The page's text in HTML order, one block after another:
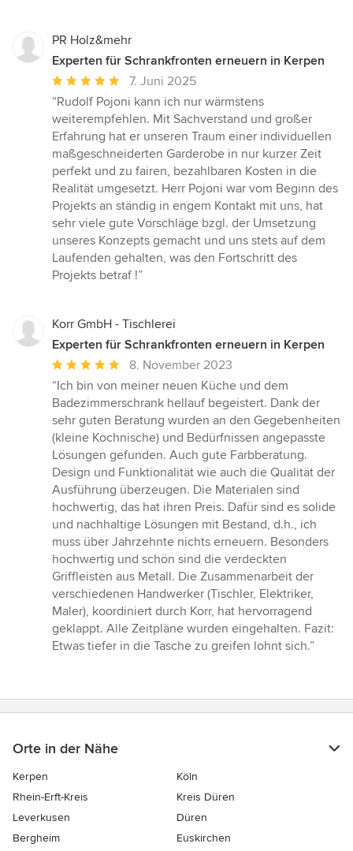
PR Holz&mehr
Experten für Schrankfronten erneuern in Kerpen
Durchschnittliche
Bewertung:
5
von
5
Sternen
7. Juni 2025
“Rudolf Pojoni kann ich nur wärmstens
weiterempfehlen. Mit Sachverstand und großer
Erfahrung hat er unseren Traum einer individuellen
maßgeschneiderten Garderobe in nur kurzer Zeit
perfekt und zu fairen, bezahlbaren Kosten in die
Realität umgesetzt. Herr Pojoni war vom Beginn des
Projekts an ständig in engem Kontakt mit uns, hat
sehr viele gute Vorschläge bzgl. der Umsetzung
unseres Konzepts gemacht und uns stets auf dem
Laufenden gehalten, was den Fortschritt des
Projekts betraf !”
Korr GmbH - Tischlerei
Experten für Schrankfronten erneuern in Kerpen
Durchschnittliche
Bewertung:
5
von
5
Sternen
8. November 2023
“Ich bin von meiner neuen Küche und dem
Badezimmerschrank hellauf begeistert. Dank der
sehr guten Beratung wurden an den Gegebenheiten
(kleine Kochnische) und Bedürfnissen angepasste
Lösungen gefunden. Auch gute Farbberatung.
Design und Funktionalität wie auch die Qualität der
Ausführung überzeugen. Die Materialen sind
hochwertig, das hat ihren Preis. Dafür sind es solide
und nachhaltige Lösungen mit Bestand, d.h., ich
muss über Jahrzehnte nichts erneuern. Besonders
hochwertig und schön sind die verdeckten
Griffleisten aus Metall. Die Zusammenarbeit der
verschiedenen Handwerker (Tischler, Elektriker,
Maler), koordiniert durch Korr, hat hervorragend
geklappt. Alle Zeitpläne wurden eingehalten. Fazit:
Etwas tiefer in die Tasche zu greifen lohnt sich.”
Orte in der Nähe
Kerpen
Köln
Rhein-Erft-Kreis
Kreis Düren
Leverkusen
Düren
Bergheim
Euskirchen